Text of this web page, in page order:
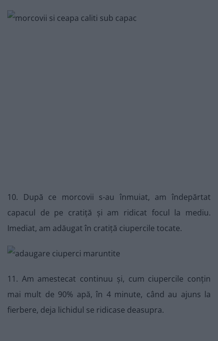
10. După ce morcovii s-au înmuiat, am îndepărtat
capacul de pe cratiță și am ridicat focul la mediu.
Imediat, am adăugat în cratiță ciupercile tocate.
11. Am amestecat continuu și, cum ciupercile conțin
mai mult de 90% apă, în 4 minute, când au ajuns la
fierbere, deja lichidul se ridicase deasupra.